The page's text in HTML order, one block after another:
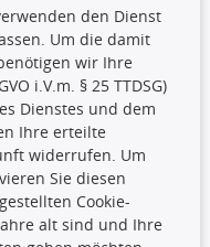
den Dienst
Um die damit
wir Ihre
i.V.m. § 25 TTDSG)
Dienstes und dem
Ihre erteilte
widerrufen. Um
Sie diesen
Cookie-
alt sind und Ihre